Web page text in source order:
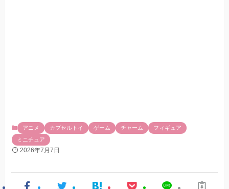
アニメ カプセルトイ ゲーム チャーム
フィギュア
ミニチュア
2026年7月7日